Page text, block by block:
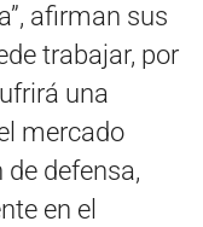
afirman sus
trabajar, por
una
mercado
de defensa,
en el